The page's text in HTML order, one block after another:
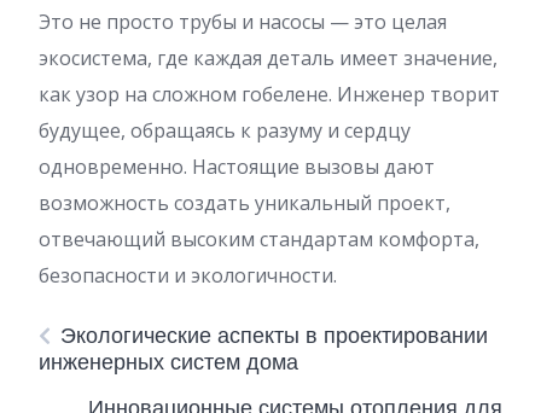
Это не просто трубы и насосы — это целая
экосистема, где каждая деталь имеет значение,
как узор на сложном гобелене. Инженер творит
будущее, обращаясь к разуму и сердцу
одновременно. Настоящие вызовы дают
возможность создать уникальный проект,
отвечающий высоким стандартам комфорта,
безопасности и экологичности.
Экологические аспекты в проектировании
инженерных систем дома